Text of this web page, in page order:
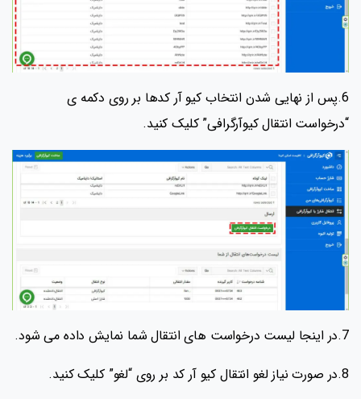
6.پس از نهایی شدن انتخاب کیو آر کدها بر روی دکمه ی
“درخواست انتقال کیوآرگرافی” کلیک کنید.
7.در اینجا لیست درخواست های انتقال شما نمایش داده می شود.
8.در صورت نیاز لغو انتقال کیو آر کد بر روی “لغو” کلیک کنید.